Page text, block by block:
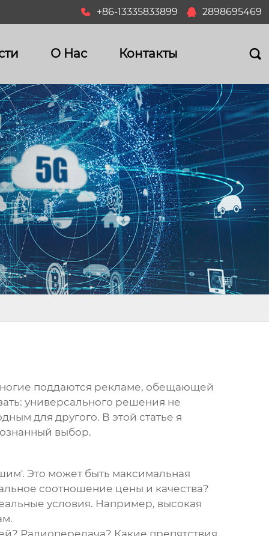
 +86-13335833899  2898695469
О Hас Контакты 
поддаются рекламе, обещающей
универсального решения не
для другого. В этой статье я
выбор.
Это может быть максимальная
соотношение цены и качества?
условия. Например, высокая